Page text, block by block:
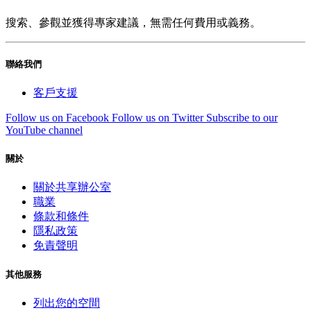
搜索、參觀並獲得專家建議，無需任何費用或義務。
聯絡我們
客戶支援
Follow us on Facebook Follow us on Twitter Subscribe to our
YouTube channel
關於
關於共享辦公室
職業
條款和條件
隱私政策
免責聲明
其他服務
列出您的空間